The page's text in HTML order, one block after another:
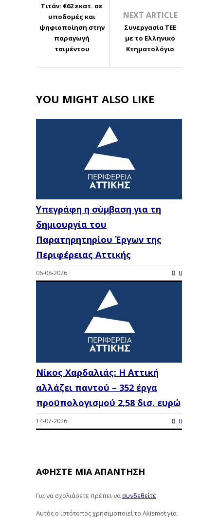
Τιτάν: €62 εκατ. σε
υποδομές και
ψηφιοποίηση στην
παραγωγή
τσιμέντου
NEXT ARTICLE
Συνεργασία ΤΕΕ
με το Ελληνικό
Κτηματολόγιο
YOU MIGHT ALSO LIKE
Υπεγράφη η σύμβαση για τη
δημιουργία του
Παρατηρητηρίου Έργων της
Περιφέρειας Αττικής
06-08-2026 0
Νίκος Χαρδαλιάς: Η Αττική
αλλάζει παντού – 352 έργα
προϋπολογισμού 2,58 δισ. ευρώ
14-07-2026 0
ΑΦΉΣΤΕ ΜΙΑ ΑΠΆΝΤΗΣΗ
Για να σχολιάσετε πρέπει νασυνδεθείτε.
Αυτός ο ιστότοπος χρησιμοποιεί το Akismet για